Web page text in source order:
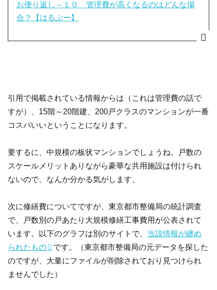
お便り返し－１０ 管理費が高くなるのはどんな場
合？【はるぶー】
引用で掲載されている情報からは（これは管理費の話で
すが）、15階～20階建、200戸クラスのマンションが一番
コスパいいということになります。
要するに、中規模の板状マンションでしょうね。戸数の
スケールメリットありながら豪華な共用施設は付けられ
ないので、なんか分かる気がします。
次に修繕費についてですが、東京都市整備局の統計調査
で、戸数別の戸あたり大規模修繕工事費用が公表されて
います。以下のグラフは別のサイトで、 当該情報が纏め
られたもの
です。（東京都市整備局の元データを探した
のですが、大量にファイルが削除されており見つけられ
ませんでした）